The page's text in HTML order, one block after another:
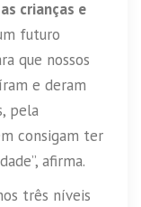
crianças e
futuro
que nossos
e deram
pela
consigam ter
afirma.
três níveis